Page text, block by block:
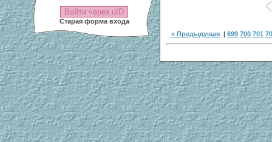
Войти через uID
Старая форма входа
« Предыдущая | 699 700 701